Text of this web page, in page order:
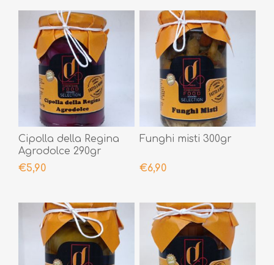
Cipolla della Regina
Agrodolce 290gr
€5,90
Funghi misti 300gr
€6,90